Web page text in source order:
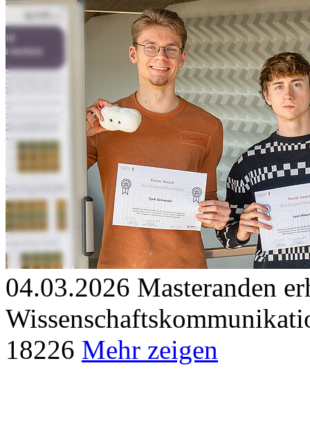
04.03.2026 Masteranden
18226 Mehr zeigen